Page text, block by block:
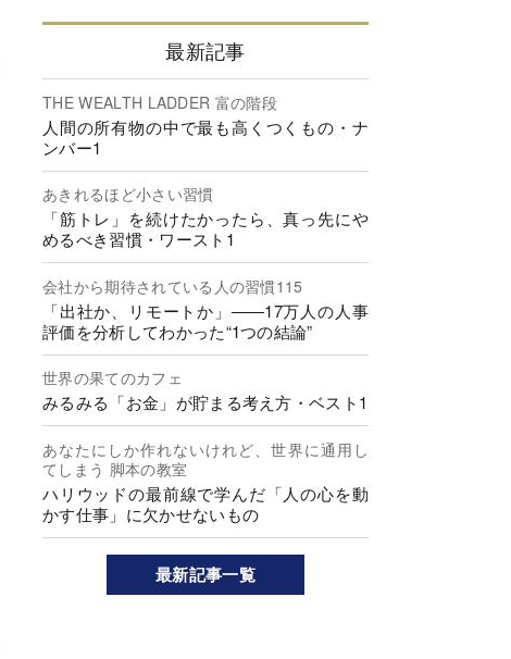
最新記事
THE WEALTH LADDER 富の階段
人間の所有物の中で最も高くつくもの・ナ
ンバー1
あきれるほど小さい習慣
「筋トレ」を続けたかったら、真っ先にや
めるべき習慣・ワースト1
会社から期待されている人の習慣115
「出社か、リモートか」――17万人の人事
評価を分析してわかった“1つの結論”
世界の果てのカフェ
みるみる「お金」が貯まる考え方・ベスト1
あなたにしか作れないけれど、世界に通用し
てしまう 脚本の教室
ハリウッドの最前線で学んだ「人の心を動
かす仕事」に欠かせないもの
最新記事一覧